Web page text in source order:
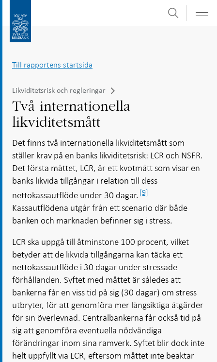
direkt
undersidor
Sök
Till rapportens startsida
Likviditetsrisk och regleringar
Två internationella
likviditetsmått
Det finns två internationella likviditetsmått som
ställer krav på en banks likviditetsrisk: LCR och NSFR.
Det första måttet, LCR, är ett kvotmått som visar en
banks likvida tillgångar i relation till dess
nettokassautflöde under 30 dagar. [9]
Kassautflödena utgår från ett scenario där både
banken och marknaden befinner sig i stress.
LCR ska uppgå till åtminstone 100 procent, vilket
betyder att de likvida tillgångarna kan täcka ett
nettokassautflöde i 30 dagar under stressade
förhållanden. Syftet med måttet är således att
bankerna får en viss tid på sig (30 dagar) om stress
utbryter, för att genomföra mer långsiktiga åtgärder
för sin överlevnad. Centralbankerna får också tid på
sig att genomföra eventuella nödvändiga
förändringar inom sina ramverk. Syftet blir dock inte
helt uppfyllt via LCR, eftersom måttet inte beaktar